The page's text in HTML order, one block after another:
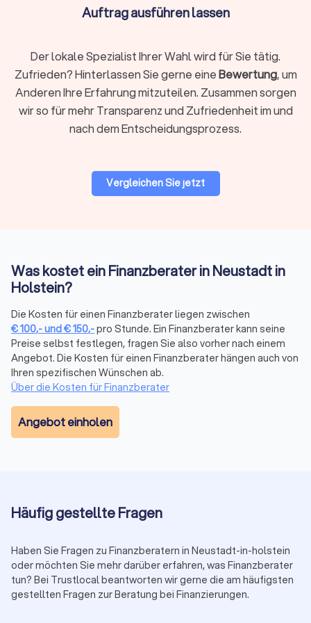
ausreicht. Lassen Sie sich bei der Altersvorsorge von den
Unternehmensberatung & Finanzierung
Die Finanzierung von Unternehmen und Finanzfragen im
Rahmen der Unternehmensberatung ist ein anspruchsvolles
Themenfeld, bei dem ein spezialisierter Finanzberater die
um auch komplexe Situationen mit dem passenden Partner
Versicherungen, Altersvorsorge,
Vermögensplanung und mehr
Die komplexe Welt der Finanzen wird mit dem richtigen
Finanzberater an Ihrer Seite zu einem Segen für Ihr
Vermögen. Seriosität, Zuverlässigkeit, Fachkenntnisse zu
sind daher die maßgeblichen Aspekte, die Sie bei der Wahl
der passenden Finanzberatung in Neustadt in Holstein
Die Frage, ab wann sich die Dienste eines Finanzberaters
lohnen, hängt von verschiedenen individuellen Faktoren ab.
Die Verwaltung von Finanzen erfordert Zeit, Fachwissen und
Kontinuität. Ein Finanzberater in Neustadt in Holstein kann
Auftrag ausführen lassen
Der lokale Spezialist Ihrer Wahl wird für Sie tätig.
Zufrieden? Hinterlassen Sie gerne eineBewertung, um
Anderen Ihre Erfahrung mitzuteilen. Zusammen sorgen
wir so für mehr Transparenz und Zufriedenheit im und
nach dem Entscheidungsprozess.
Vergleichen Sie jetzt
Was kostet ein Finanzberater in Neustadt in
Holstein?
Die Kosten für einen Finanzberater liegen zwischen
€100,-und€150,-pro Stunde. Ein Finanzberater kann seine
Preise selbst festlegen, fragen Sie also vorher nach einem
Angebot. Die Kosten für einen Finanzberater hängen auch von
Ihren spezifischen Wünschen ab.
Über die Kosten für Finanzberater
Angebot einholen
Häufig gestellte Fragen
Haben Sie Fragen zu Finanzberatern in Neustadt-in-holstein
oder möchten Sie mehr darüber erfahren, was Finanzberater
tun? Bei Trustlocal beantworten wir gerne die am häufigsten
gestellten Fragen zur Beratung bei Finanzierungen.